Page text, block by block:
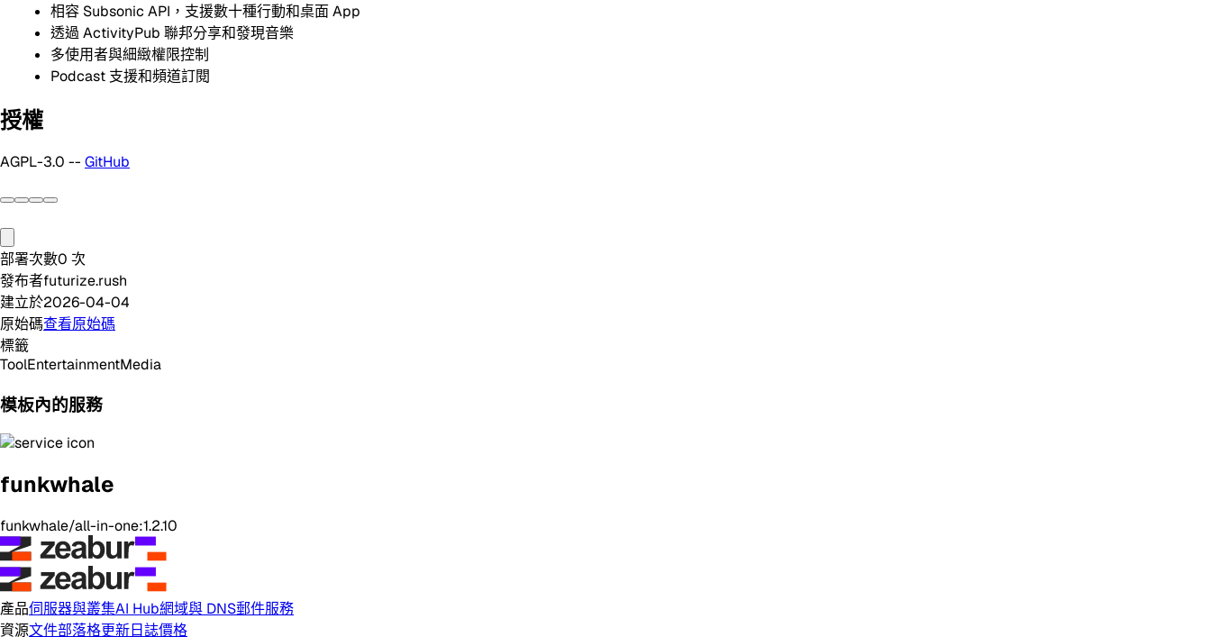
相容 Subsonic API，支援數十種行動和桌面 App
透過 ActivityPub 聯邦分享和發現音樂
多使用者與細緻權限控制
Podcast 支援和頻道訂閱
授權
AGPL-3.0 -- GitHub
部署次數0 次
發布者futurize.rush
建立於2026-04-04
原始碼查看原始碼
標籤
ToolEntertainmentMedia
模板內的服務
funkwhale
funkwhale/all-in-one:1.2.10
產品伺服器與叢集AI Hub網域與 DNS郵件服務
資源文件部落格更新日誌價格